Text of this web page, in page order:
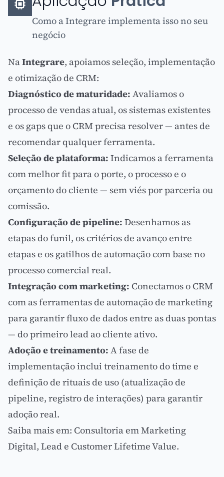
Como a Integrare implementa isso no seu
negócio
NaIntegrare, apoiamos seleção, implementação
e otimização de CRM:
Diagnóstico de maturidade: Avaliamos o
processo de vendas atual, os sistemas existentes
e os gaps que o CRM precisa resolver — antes de
recomendar qualquer ferramenta.
Seleção de plataforma: Indicamos a ferramenta
com melhor fit para o porte, o processo e o
orçamento do cliente — sem viés por parceria ou
comissão.
Configuração de pipeline: Desenhamos as
etapas do funil, os critérios de avanço entre
etapas e os gatilhos de automação com base no
processo comercial real.
Integração com marketing: Conectamos o CRM
com as ferramentas de automação de marketing
para garantir fluxo de dados entre as duas pontas
— do primeirolead ao cliente ativo.
Adoção e treinamento: A fase de
implementação inclui treinamento do time e
definição de rituais de uso (atualização de
pipeline, registro de interações) para garantir
adoção real.
Saiba mais em: Consultoria em Marketing
Digital, Lead e Customer Lifetime Value.